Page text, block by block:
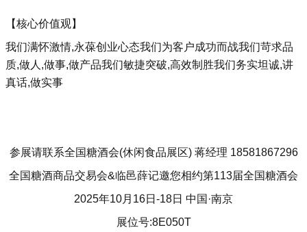
【核心价值观】
我们满怀激情,永葆创业心态我们为客户成功而战我们苛求品
质,做人,做事,做产品我们敏捷突破,高效制胜我们务实坦诚,讲
真话,做实事
参展请联系全国糖酒会(休闲食品展区) 蒋经理 18581867296
全国糖酒商品交易会&临邑薛记邀您相约第113届全国糖酒会
2025年10月16日-18日 中国·南京
展位号:8E050T